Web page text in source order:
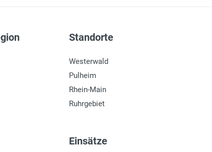
Standorte
Westerwald
Pulheim
Rhein-Main
Ruhrgebiet
Einsätze